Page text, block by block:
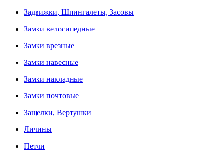
Задвижки, Шпингалеты, Засовы
Замки велосипедные
Замки врезные
Замки навесные
Замки накладные
Замки почтовые
Защелки, Вертушки
Личины
Петли